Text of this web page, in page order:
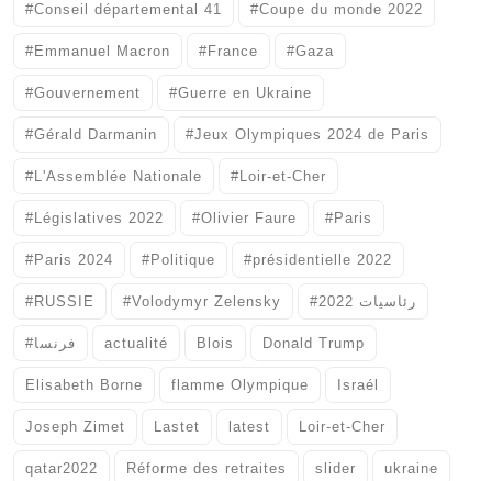
#Conseil départemental 41 #Coupe du monde 2022
#Emmanuel Macron #France #Gaza
#Gouvernement #Guerre en Ukraine
#Gérald Darmanin #Jeux Olympiques 2024 de Paris
#L'Assemblée Nationale #Loir-et-Cher
#Législatives 2022 #Olivier Faure #Paris
#Paris 2024 #Politique #présidentielle 2022
#RUSSIE #Volodymyr Zelensky #رئاسيات 2022
#فرنسا actualité Blois Donald Trump
Elisabeth Borne flamme Olympique Israél
Joseph Zimet Lastet latest Loir-et-Cher
qatar2022 Réforme des retraites slider ukraine